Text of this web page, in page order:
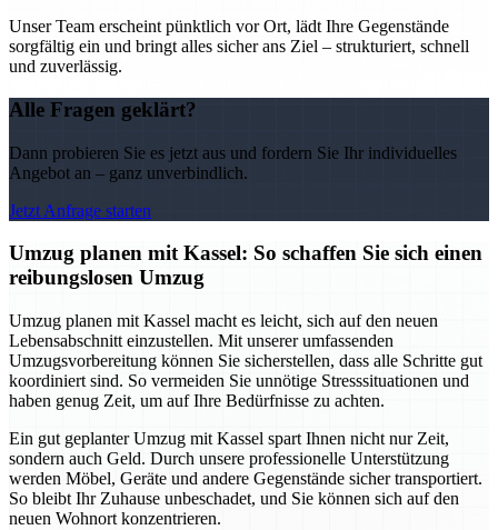
Unser Team erscheint pünktlich vor Ort, lädt Ihre Gegenstände
sorgfältig ein und bringt alles sicher ans Ziel – strukturiert, schnell
und zuverlässig.
Alle Fragen geklärt?
Dann probieren Sie es jetzt aus und fordern Sie Ihr individuelles
Angebot an – ganz unverbindlich.
Jetzt Anfrage starten
Umzug planen mit Kassel: So schaffen Sie sich einen
reibungslosen Umzug
Umzug planen mit Kassel macht es leicht, sich auf den neuen
Lebensabschnitt einzustellen. Mit unserer umfassenden
Umzugsvorbereitung können Sie sicherstellen, dass alle Schritte gut
koordiniert sind. So vermeiden Sie unnötige Stresssituationen und
haben genug Zeit, um auf Ihre Bedürfnisse zu achten.
Ein gut geplanter Umzug mit Kassel spart Ihnen nicht nur Zeit,
sondern auch Geld. Durch unsere professionelle Unterstützung
werden Möbel, Geräte und andere Gegenstände sicher transportiert.
So bleibt Ihr Zuhause unbeschadet, und Sie können sich auf den
neuen Wohnort konzentrieren.